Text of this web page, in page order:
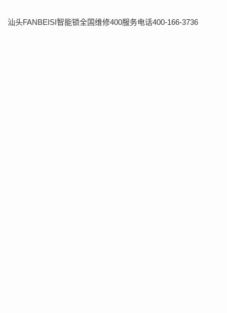
汕头FANBEISI智能锁全国维修400服务电话400-166-3736